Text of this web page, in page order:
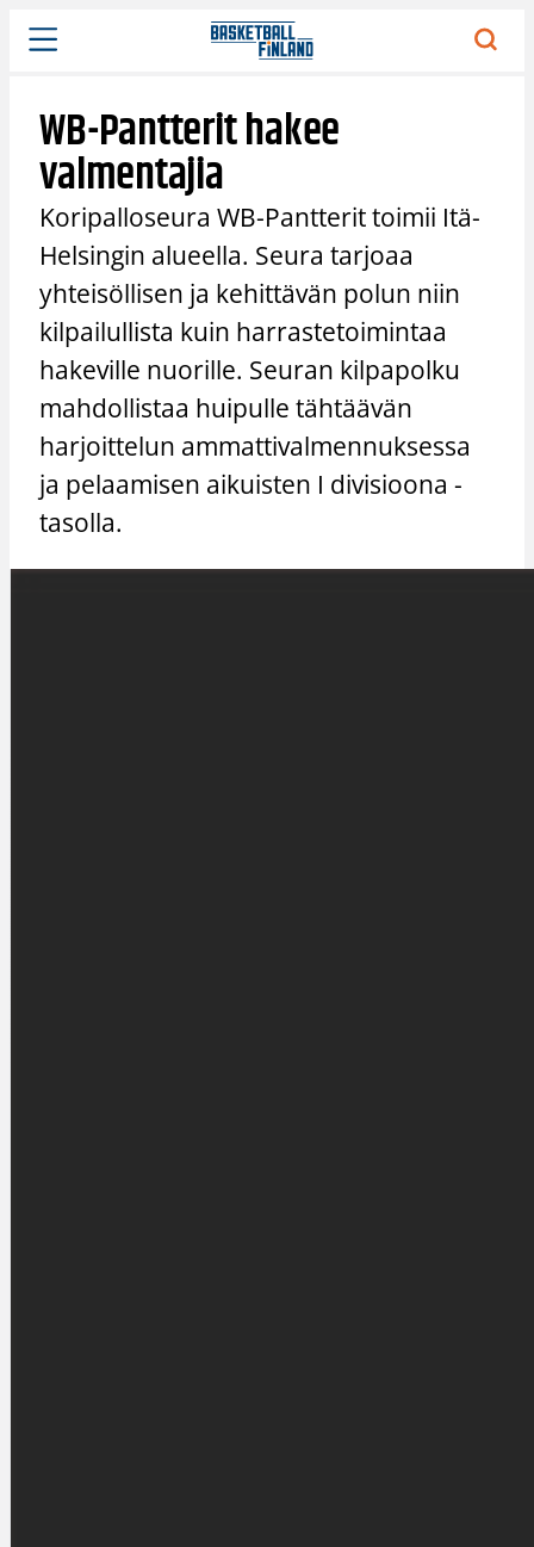
Siirry
sisältöön
WB-Pantterit hakee
valmentajia
Koripalloseura WB-Pantterit toimii Itä-
Helsingin alueella. Seura tarjoaa
yhteisöllisen ja kehittävän polun niin
kilpailullista kuin harrastetoimintaa
hakeville nuorille. Seuran kilpapolku
mahdollistaa huipulle tähtäävän
harjoittelun ammattivalmennuksessa
ja pelaamisen aikuisten I divisioona -
tasolla.